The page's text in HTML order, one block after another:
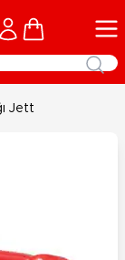
Cart
Jett